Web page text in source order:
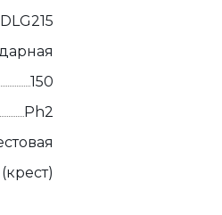
150
Ph2